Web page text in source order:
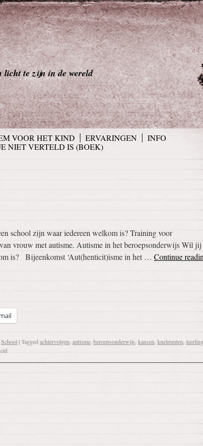
licht te zijn in de wereld
VOOR HET KIND ERVARINGEN
INFO
NIET VERTELD IS (BOEK)
school zijn waar iedereen welkom is? Training voor
vrouw met autisme. Autisme in het beroepsonderwijs Wil jij
is? Bijeenkomst ‘Aut(henticit)isme in het … Continue
School|Tagged achtervolgen autisme beroepsonderwijs kansen knelpunten leerling